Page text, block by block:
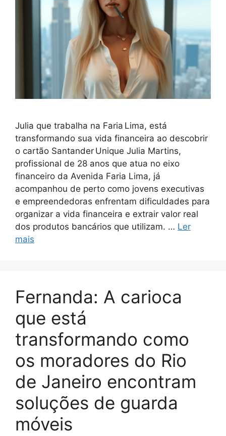
Julia que trabalha na Faria Lima, está
transformando sua vida financeira ao descobrir
o cartão Santander Unique Julia Martins,
profissional de 28 anos que atua no eixo
financeiro da Avenida Faria Lima, já
acompanhou de perto como jovens executivas
e empreendedoras enfrentam dificuldades para
organizar a vida financeira e extrair valor real
dos produtos bancários que utilizam. … Ler
mais
Fernanda: A carioca
que está
transformando como
os moradores do Rio
de Janeiro encontram
soluções de guarda
móveis